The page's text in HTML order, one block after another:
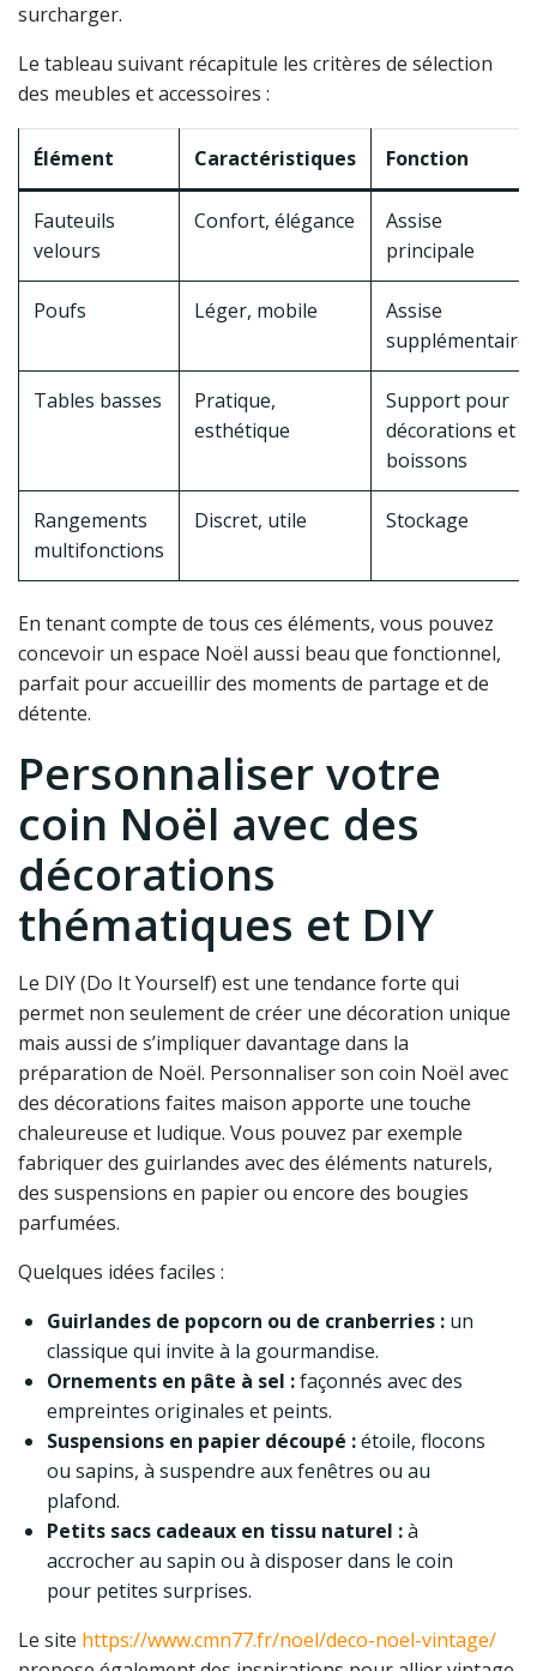
surcharger.
Le tableau suivant récapitule les critères de sélection
des meubles et accessoires :
Élément Caractéristiques Fonction
Fauteuils
velours
Confort, élégance
Assise
principale
Poufs Léger, mobile
Assise
supplémentaire
Tables basses
Pratique,
esthétique
Support pour
décorations et
boissons
Rangements
multifonctions
Discret, utile Stockage
En tenant compte de tous ces éléments, vous pouvez
concevoir un espace Noël aussi beau que fonctionnel,
parfait pour accueillir des moments de partage et de
détente.
Personnaliser votre
coin Noël avec des
décorations
thématiques et DIY
Le DIY (Do It Yourself) est une tendance forte qui
permet non seulement de créer une décoration unique
mais aussi de s’impliquer davantage dans la
préparation de Noël. Personnaliser son coin Noël avec
des décorations faites maison apporte une touche
chaleureuse et ludique. Vous pouvez par exemple
fabriquer des guirlandes avec des éléments naturels,
des suspensions en papier ou encore des bougies
parfumées.
Quelques idées faciles :
Guirlandes de popcorn ou de cranberries : un
classique qui invite à la gourmandise.
Ornements en pâte à sel :façonnés avec des
empreintes originales et peints.
Suspensions en papier découpé :étoile, flocons
ou sapins, à suspendre aux fenêtres ou au
plafond.
Petits sacs cadeaux en tissu naturel :à
accrocher au sapin ou à disposer dans le coin
pour petites surprises.
Le site https://www.cmn77.fr/noel/deco-noel-vintage/